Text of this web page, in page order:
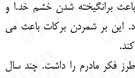
برانگیخته شدن خشم خد.ا و
این بر شمردن برکات باعث می
فکر مادرم را داشت. چند سال